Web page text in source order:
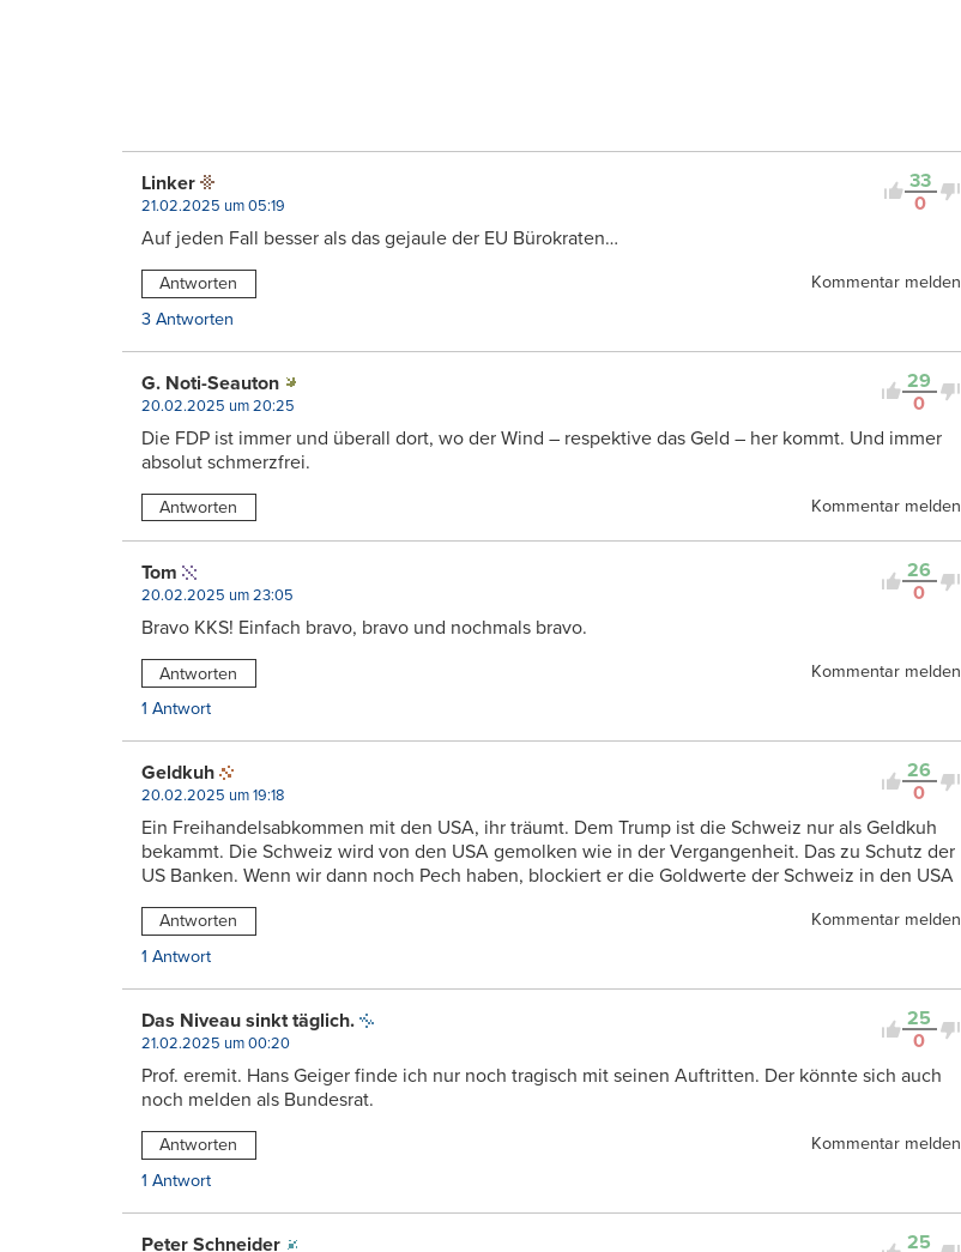
33
0
Linker
21.02.2025 um 05:19
Auf jeden Fall besser als das gejaule der EU Bürokraten…
Antworten
Kommentar melden
3 Antworten
29
0
G. Noti-Seauton
20.02.2025 um 20:25
Die FDP ist immer und überall dort, wo der Wind – respektive das Geld – her kommt. Und immer
absolut schmerzfrei.
Antworten Kommentar melden
26
0
Tom
20.02.2025 um 23:05
Bravo KKS! Einfach bravo, bravo und nochmals bravo.
Antworten
Kommentar melden
1 Antwort
26
0
Geldkuh
20.02.2025 um 19:18
Ein Freihandelsabkommen mit den USA, ihr träumt. Dem Trump ist die Schweiz nur als Geldkuh
bekammt. Die Schweiz wird von den USA gemolken wie in der Vergangenheit. Das zu Schutz der
US Banken. Wenn wir dann noch Pech haben, blockiert er die Goldwerte der Schweiz in den USA
Antworten
Kommentar melden
1 Antwort
25
0
Das Niveau sinkt täglich.
21.02.2025 um 00:20
Prof. eremit. Hans Geiger finde ich nur noch tragisch mit seinen Auftritten. Der könnte sich auch
noch melden als Bundesrat.
Antworten
Kommentar melden
1 Antwort
25
Peter Schneider